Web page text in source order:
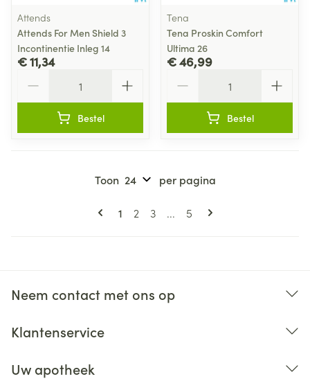
Attends
Attends For Men Shield 3
Incontinentie Inleg 14
€ 11,34
Bestel
Tena
Tena Proskin Comfort
Ultima 26
€ 46,99
Bestel
Pagina's
U lees momenteel pagina
1 Pagina
2 Pagina
3 ... Pagina
5
Toon per pagina
Neem contact met ons op
Klantenservice
Uw apotheek